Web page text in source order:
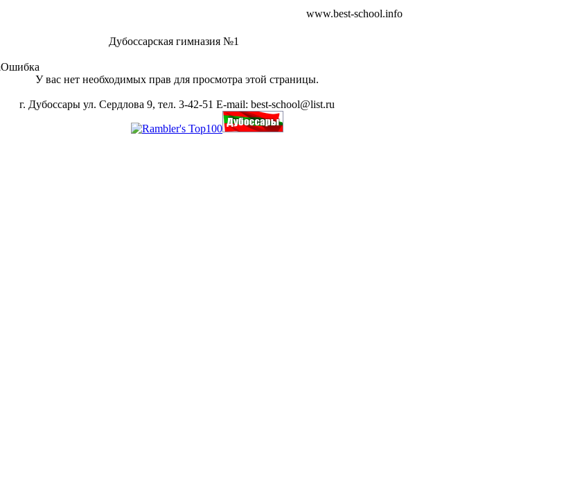
www.best-school.info
Дубоссарская гимназия №1
Ошибка
У вас нет необходимых прав для просмотра этой страницы.
г. Дубоссары ул. Сердлова 9, тел. 3-42-51 E-mail: best-school@list.ru